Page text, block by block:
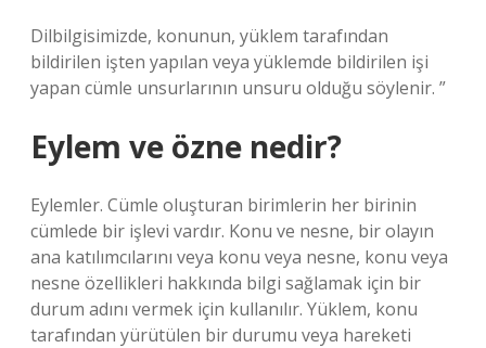
Dilbilgisimizde, konunun, yüklem tarafından
bildirilen işten yapılan veya yüklemde bildirilen işi
yapan cümle unsurlarının unsuru olduğu söylenir. ”
Eylem ve özne nedir?
Eylemler. Cümle oluşturan birimlerin her birinin
cümlede bir işlevi vardır. Konu ve nesne, bir olayın
ana katılımcılarını veya konu veya nesne, konu veya
nesne özellikleri hakkında bilgi sağlamak için bir
durum adını vermek için kullanılır. Yüklem, konu
tarafından yürütülen bir durumu veya hareketi